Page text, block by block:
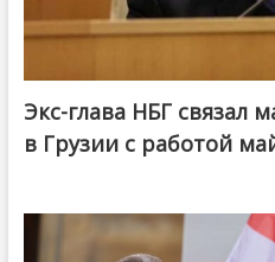
Экс-глава НБГ связал
в Грузии с работой